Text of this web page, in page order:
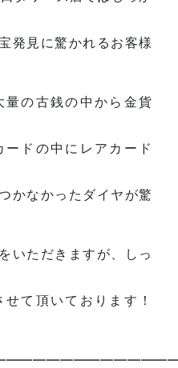
発見に驚かれるお客様
量の古銭の中から金貨
ードの中にレアカード
かなかったダイヤが驚
いただきますが、しっ
て頂いております！